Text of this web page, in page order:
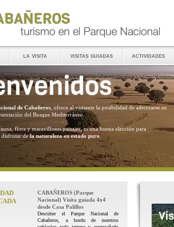
la visita visitas guiadas actividades
de Cabañeros , ofrece al visitante la posibilidad de adentrarse en
del Bosque Mediterráneo.
flora y maravillosos paisajes, es una buena elección para
disfrutar dela naturaleza en estado puro .
CABAÑEROS (Parque
Nacional) Visita guiada 4x4
desde Casa Palillos
Descubre el Parque Nacional de
Cabañeros, a bordo de nuestros